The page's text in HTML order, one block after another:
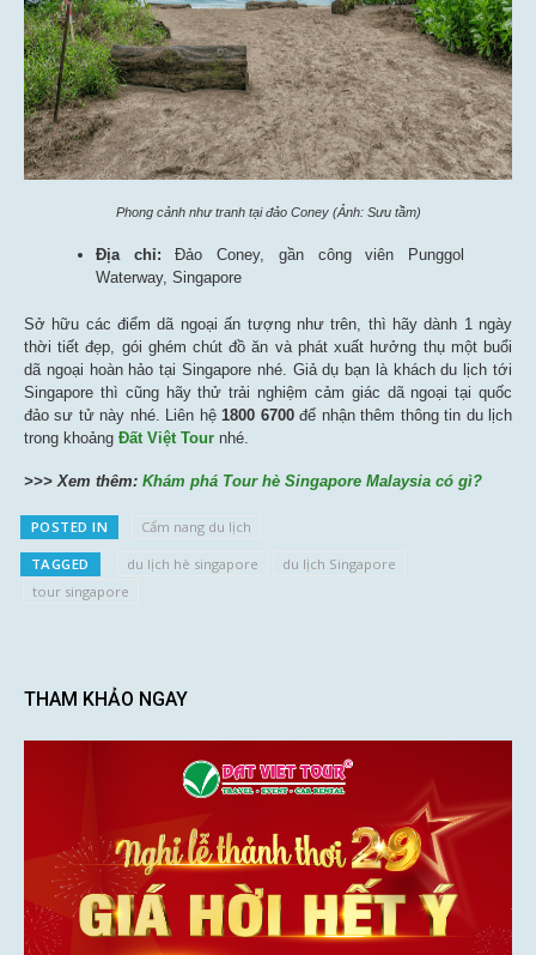
Phong cảnh như tranh tại đảo Coney (Ảnh: Sưu tầm)
Địa chỉ:
Đảo Coney, gần công viên Punggol
Waterway, Singapore
Sở hữu các điểm dã ngoại ấn tượng như trên, thì hãy dành 1 ngày
thời tiết đẹp, gói ghém chút đồ ăn và phát xuất hưởng thụ một buổi
dã ngoại hoàn hảo tại Singapore nhé. Giả dụ bạn là khách du lịch tới
Singapore thì cũng hãy thử trải nghiệm cảm giác dã ngoại tại quốc
đảo sư tử này nhé. Liên hệ 1800 6700 để nhận thêm thông tin du lịch
trong khoảng Đất Việt Tour nhé.
>>> Xem thêm: Khám phá Tour hè Singapore Malaysia có gì?
POSTED IN Cẩm nang du lịch
TAGGED du lịch hè singapore
du lịch Singapore
tour singapore
THAM KHẢO NGAY